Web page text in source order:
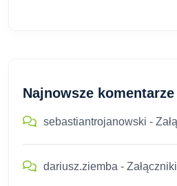
Najnowsze komentarze
sebastiantrojanowski -
dariusz.ziemba -